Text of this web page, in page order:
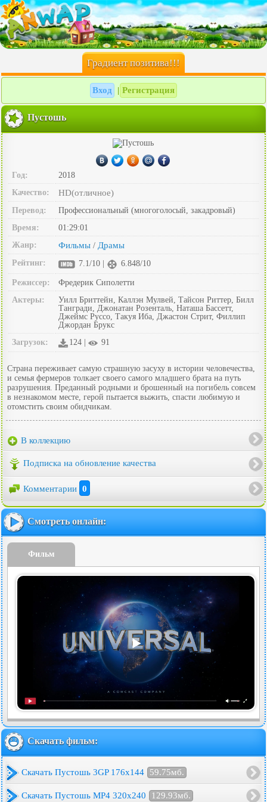
Градиент позитива!!!
Вход Регистрация
Пустошь
Год:
2018
Качество:
HD(отличное)
Перевод:
Профессиональный (многоголосый, закадровый)
Время:
01:29:01
Жанр:
Фильмы / Драмы
Рейтинг: 7.1/10 | 6.848/10
Режиссер:
Фредерик Сиполетти
Актеры:
Уилл Бриттейн, Каллэн Мулвей, Тайсон Риттер, Билл
Тангради, Джонатан Розенталь, Наташа Бассетт,
Джеймс Руссо, Такуя Иба, Джастон Стрит, Филлип
Джордан Брукс
Загрузок:
124 | 91
Страна переживает самую страшную засуху в истории человечества,
и семья фермеров толкает своего самого младшего брата на путь
разрушения. Преданный родными и брошенный на погибель совсем
в незнакомом месте, герой пытается выжить, спасти любимую и
отомстить своим обидчикам.
В коллекцию
Подписка на обновление качества
Комментарии 0
Смотреть онлайн:
Фильм
Скачать фильм:
Скачать Пустошь 3GP 176x144 59.75мб.
Скачать Пустошь MP4 320x240 129.93мб.